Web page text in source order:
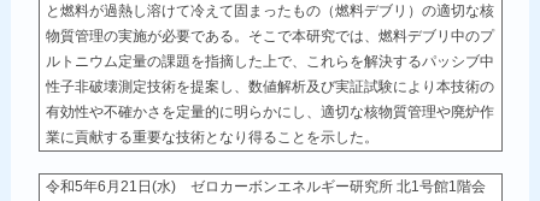
と燃料が過熱し溶けて冷えて固まったもの（燃料デブリ）の適切な核
物質管理の実施が必要である。そこで本研究では、燃料デブリ中のプ
ルトニウム定量の課題を指摘した上で、これらを解決するパッシブ中
性子非破壊測定技術を提案し、数値解析及び実証試験により本技術の
有効性や不確かさを定量的に明らかにし、適切な核物質管理や廃炉作
業に貢献する重要な技術となり得ることを示した。
令和5年6月21日(水) ゼロカーボンエネルギー研究所 北1号館1階会